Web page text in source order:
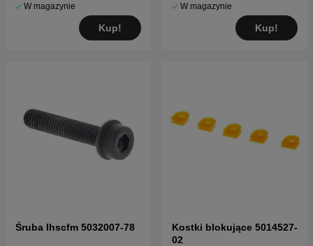
W magazynie
Kup!
W magazynie
Kup!
Śruba Ihscfm 5032007-78
Kostki blokujące 5014527-
02